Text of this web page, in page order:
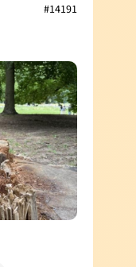
#14191